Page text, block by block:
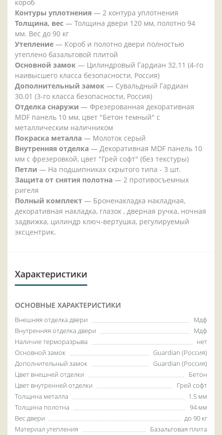
короб
Контуры уплотнения — 2 контура уплотнения
Толщина, вес — Толщина двери 120 мм, полотно 94
мм. Вес до 90 кг
Утепление — Короб и полотно двери полностью
утеплено базальтовой плитой
Основной замок — Цилиндровый Гардиан 32.11 (4-го
наивысшего класса безопасности, Россия)
Дополнительный замок — Сувальдный Гардиан
30.01 (3-го класса безопасности, Россия)
Отделка снаружи — Фрезерованная декоративная
MDF панель 10 мм, цвет "Бетон темный" с
металлическим наличником
Покраска металла — Молоток серый
Внутренняя отделка — Декоративная MDF панель 10
мм с фрезеровкой, цвет "Грей софт" (без текстуры)
Петли — На подшипниках скрытого типа - 3 шт.
Защита от снятия полотна — 2 противосъемных
ригеля
Полный комплект — Броненакладка накладная,
декоративная накладка, глазок , дверная ручка, ночная
задвижка, цилиндр ключ-вертушка, регулируемый
эксцентрик.
Характеристики
ОСНОВНЫЕ ХАРАКТЕРИСТИКИ
Внешняя отделка двери
Мдф
Внутренняя отделка двери
Мдф
Наличие терморазрыва
нет
Основной замок
Guardian (Россия)
Дополнительный замок
Guardian (Россия)
Цвет внешней отделки
Бетон
Цвет внутренней отделки
Грей софт
Толщина металла
1.5 мм
Толщина полотна
94 мм
Вес двери
до 90 кг
Материал утепления
Базальтовая плита